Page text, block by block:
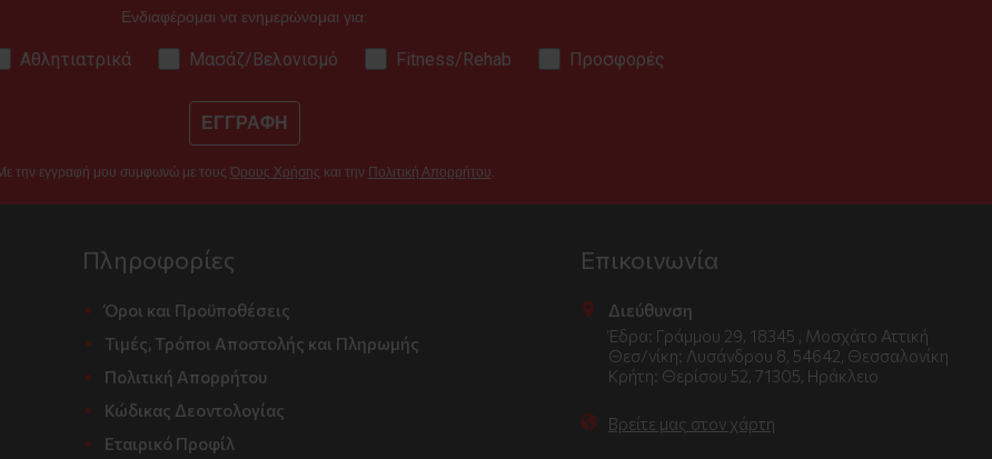
Ενδιαφέρομαι να ενημερώνομαι για:
Αθλητιατρικά Μασάζ/Βελονισμό Fitness/Rehab Προσφορές
ΕΓΓΡΑΦΗ
την εγγραφή μου συμφωνώ με τους Όρους Χρήσης και την Πολιτική Απορρήτου.
Πληροφορίες
Όροι και Προϋποθέσεις
Τιμές, Τρόποι Αποστολής και Πληρωμής
Πολιτική Απορρήτου
Κώδικας Δεοντολογίας
Εταιρικό Προφίλ
Επικοινωνία
Διεύθυνση
Έδρα: Γράμμου 29, 18345 , Μοσχάτο Αττική
Θεσ/νίκη: Λυσάνδρου 8, 54642, Θεσσαλονίκη
Κρήτη: Θερίσου 52, 71305, Ηράκλειο
Βρείτε μας στον χάρτη